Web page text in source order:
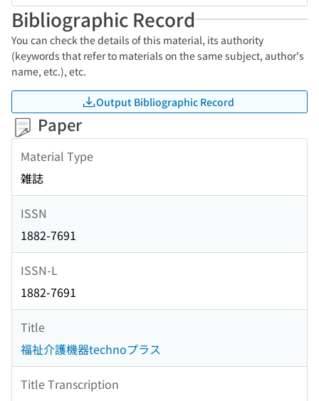
Bibliographic Record
You can check the details of this material, its authority
(keywords that refer to materials on the same subject, author's
name, etc.), etc.
Output Bibliographic Record
Paper
Material Type
雑誌
ISSN
1882-7691
ISSN-L
1882-7691
Title
福祉介護機器technoプラス
Title Transcription